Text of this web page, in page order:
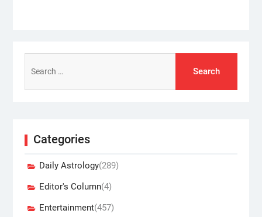
for:
Categories
Daily Astrology(289)
Editor's Column(4)
Entertainment(457)